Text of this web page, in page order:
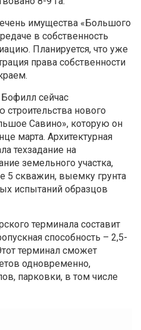
имущества «Большого
в собственность
Планируется, что уже
права собственности
сейчас
нового
Савино», которую он
марта. Архитектурная
техзадание на
земельного участка,
5 скважин, выемку грунта
испытаний образцов
терминала составит
способность – 2,5-
терминал сможет
одновременно,
парковки, в том числе